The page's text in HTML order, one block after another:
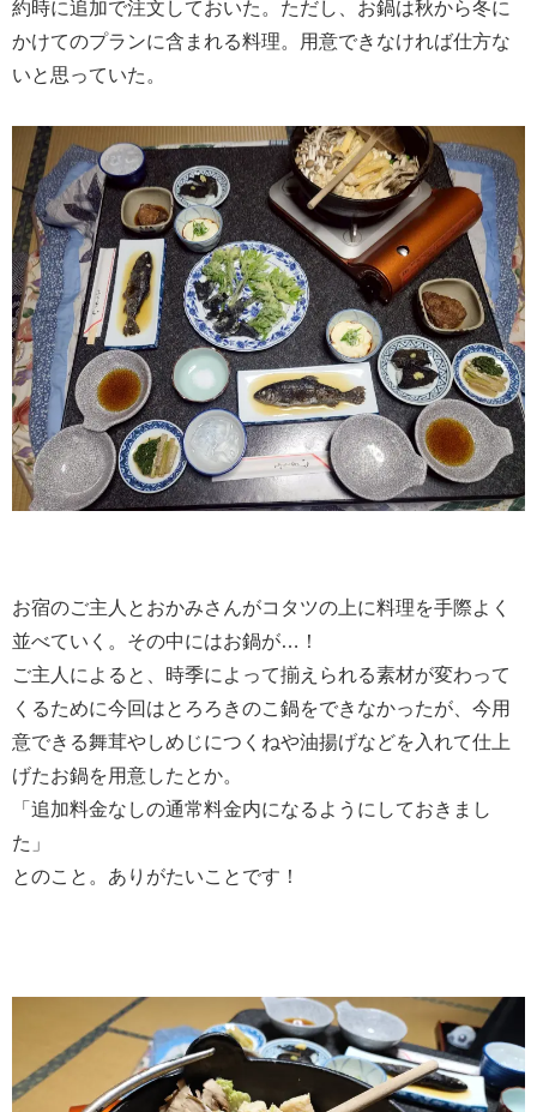
約時に追加で注文しておいた。ただし、お鍋は秋から冬に
かけてのプランに含まれる料理。用意できなければ仕方な
いと思っていた。
お宿のご主人とおかみさんがコタツの上に料理を手際よく
並べていく。その中にはお鍋が…！
ご主人によると、時季によって揃えられる素材が変わって
くるために今回はとろろきのこ鍋をできなかったが、今用
意できる舞茸やしめじにつくねや油揚げなどを入れて仕上
げたお鍋を用意したとか。
「追加料金なしの通常料金内になるようにしておきまし
た」
とのこと。ありがたいことです！